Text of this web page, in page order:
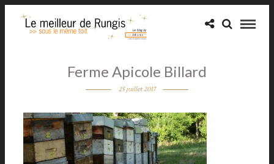
Ferme Apicole Billard
25 juillet 2017